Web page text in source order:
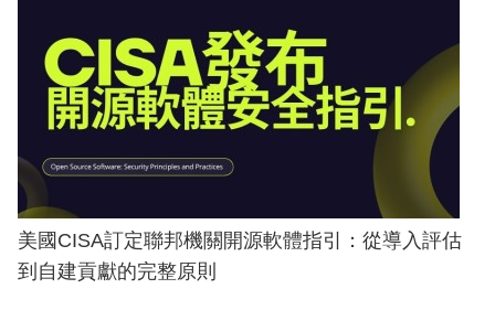
美國CISA訂定聯邦機關開源軟體指引：從導入評估
到自建貢獻的完整原則